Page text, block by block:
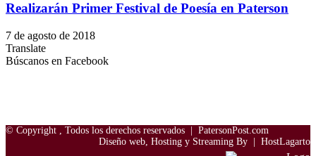
Realizarán Primer Festival de Poesía en Paterson
7 de agosto de 2018
Translate
Búscanos en Facebook
© Copyright , Todos los derechos reservados | PatersonPost.com
Diseño web, Hosting y Streaming By | HostLagarto